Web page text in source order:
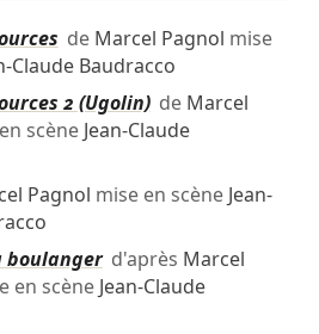
de Marcel Pagnol mise
Claude Baudracco
2 (Ugolin)de Marcel
scène Jean-Claude
Pagnol mise en scène Jean-
boulangerd'après Marcel
en scène Jean-Claude